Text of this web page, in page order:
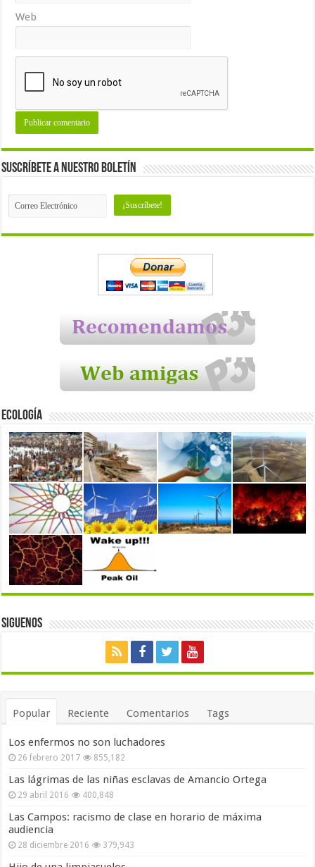
Web
Suscríbete a nuestro Boletín
Ecología
Siguenos
Popular Reciente Comentarios Tags
Los enfermos no son luchadores
26 febrero 2017 855,182
Las lágrimas de las niñas esclavas de Amancio Ortega
29 abril 2016 400,848
Las Campos: racismo de clase en horario de máxima
audiencia
28 diciembre 2016 379,943